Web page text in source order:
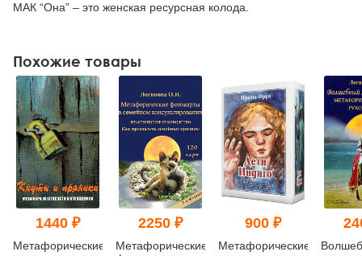
МАК “Она” – это женская ресурсная колода.
Похожие товары
1440 ₽
Метафорические
2250 ₽
Метафорические
900 ₽
Метафорические